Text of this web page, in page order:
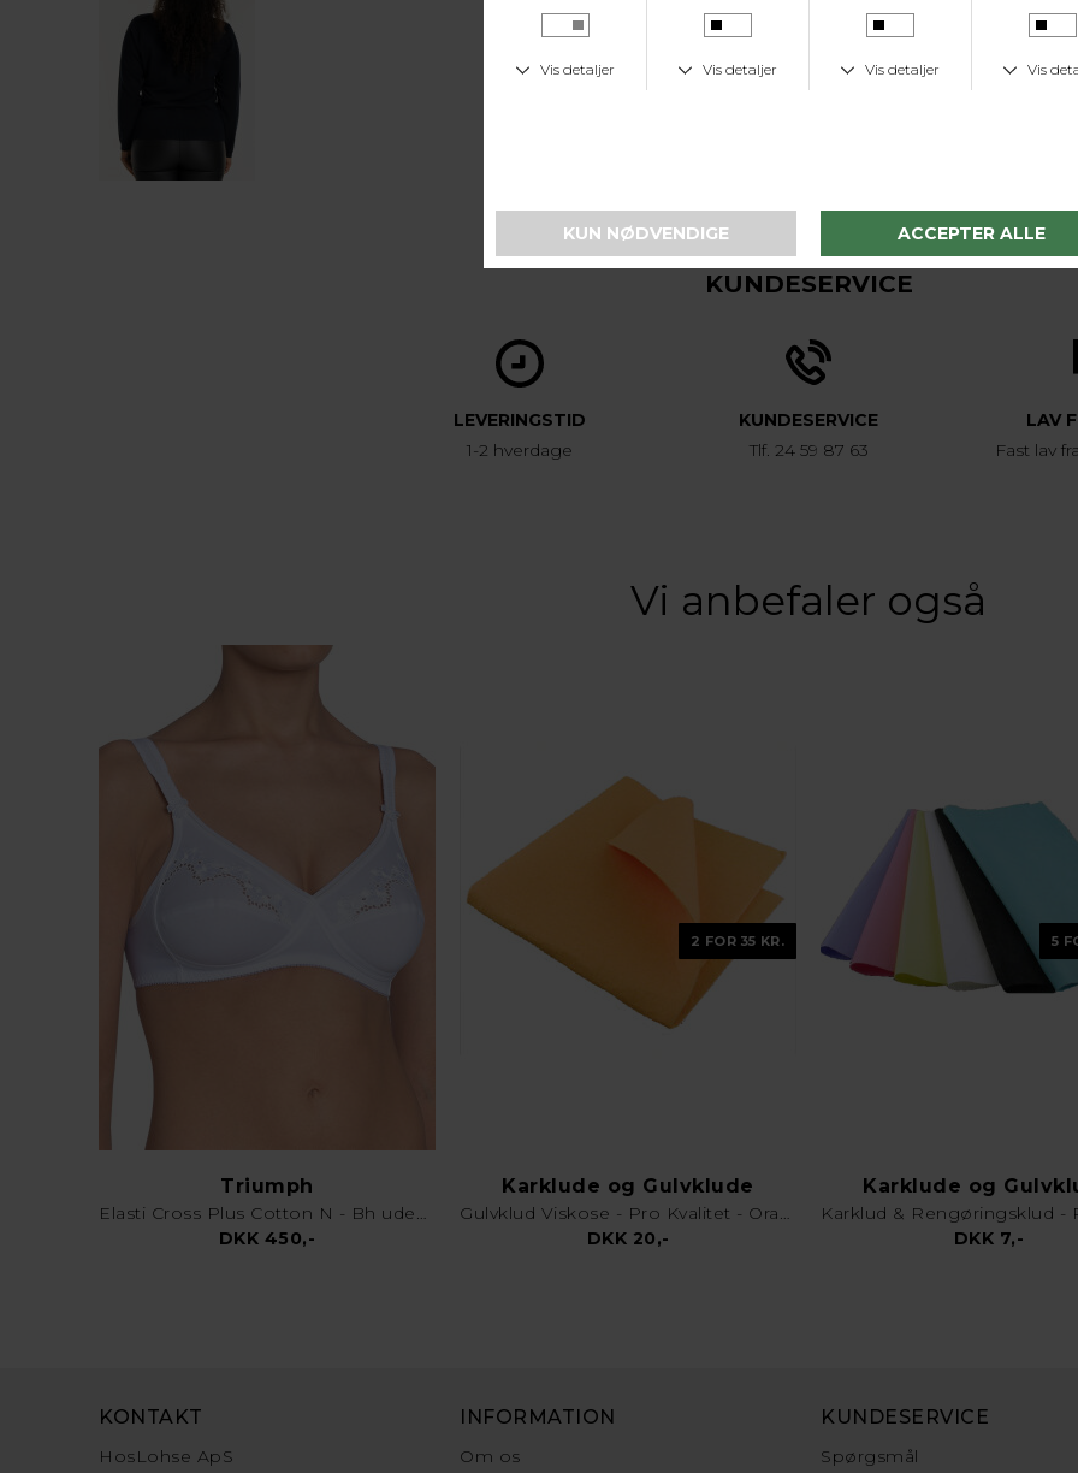
KUNDESERVICE
LEVERINGSTID
1-2 hverdage
KUNDESERVICE
Tlf. 24 59 87 63
LAV
Fast lav
Vi anbefaler også
Triumph
Elasti Cross Plus Cotton N - Bh uden bøjle - Hvid
DKK 450,-
2 FOR 35 KR.
Karklude og Gulvklude
Gulvklud Viskose - Pro Kvalitet - Orange
DKK 20,-
5
Karklude og
DKK 7,-
KONTAKT
HosLohse ApS
INFORMATION
Om os
KUNDESERVICE
Spørgsmål